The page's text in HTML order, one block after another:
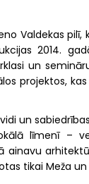
Valdekas pilī,
2014.
un
projektos,
un
līmenī –
tikai Meža